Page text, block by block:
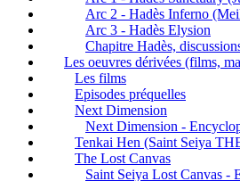
Arc 2 - Hadès Inferno
Arc 3 - Hadès Elysion
Chapitre Hadès,
Les oeuvres dérivées (films,
Les films
Episodes préquelles
Next Dimension
Next Dimension -
Tenkai Hen (Saint Seiya
The Lost Canvas
Saint Seiya Lost Canvas -